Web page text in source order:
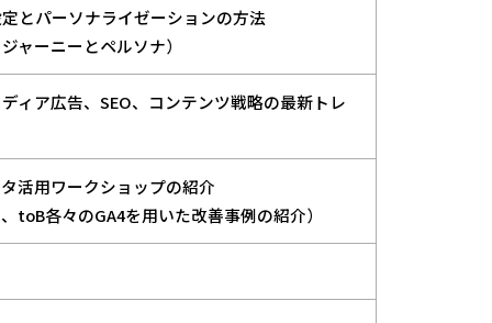
とパーソナライゼーションの方法
ャーニーとペルソナ）
ィア広告、SEO、コンテンツ戦略の最新トレ
活用ワークショップの紹介
toB各々のGA4を用いた改善事例の紹介）